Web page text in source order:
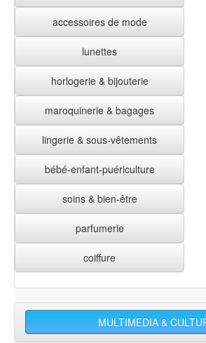
accessoires de mode
lunettes
horlogerie & bijouterie
maroquinerie & bagages
lingerie & sous-vêtements
bébé-enfant-puériculture
soins & bien-être
parfumerie
coiffure
MULTIMEDIA &